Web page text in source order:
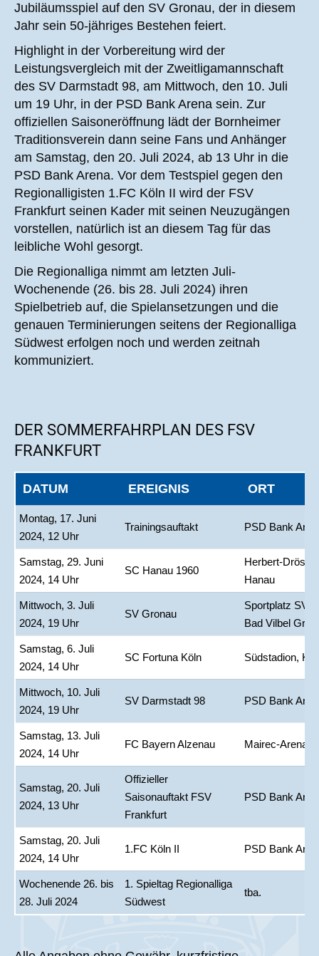
Jubiläumsspiel auf den SV Gronau, der in diesem
Jahr sein 50-jähriges Bestehen feiert.
Highlight in der Vorbereitung wird der
Leistungsvergleich mit der Zweitligamannschaft
des SV Darmstadt 98, am Mittwoch, den 10. Juli
um 19 Uhr, in der PSD Bank Arena sein. Zur
offiziellen Saisoneröffnung lädt der Bornheimer
Traditionsverein dann seine Fans und Anhänger
am Samstag, den 20. Juli 2024, ab 13 Uhr in die
PSD Bank Arena. Vor dem Testspiel gegen den
Regionalligisten 1.FC Köln II wird der FSV
Frankfurt seinen Kader mit seinen Neuzugängen
vorstellen, natürlich ist an diesem Tag für das
leibliche Wohl gesorgt.
Die Regionalliga nimmt am letzten Juli-
Wochenende (26. bis 28. Juli 2024) ihren
Spielbetrieb auf, die Spielansetzungen und die
genauen Terminierungen seitens der Regionalliga
Südwest erfolgen noch und werden zeitnah
kommuniziert.
DER SOMMERFAHRPLAN DES FSV
FRANKFURT
DATUM EREIGNIS ORT
Montag, 17. Juni
2024, 12 Uhr
Trainingsauftakt PSD Bank
Samstag, 29. Juni
2024, 14 Uhr
SC Hanau 1960
Herbert-Dröse-
Hanau
Mittwoch, 3. Juli
2024, 19 Uhr
SV Gronau
Sportplatz SV
Bad Vilbel
Samstag, 6. Juli
2024, 14 Uhr
SC Fortuna Köln Südstadion,
Mittwoch, 10. Juli
2024, 19 Uhr
SV Darmstadt 98 PSD Bank
Samstag, 13. Juli
2024, 14 Uhr
FC Bayern Alzenau Mairec-Arena,
Samstag, 20. Juli
2024, 13 Uhr
Offizieller
Saisonauftakt FSV
Frankfurt
PSD Bank
Samstag, 20. Juli
2024, 14 Uhr
1.FC Köln II PSD Bank
Wochenende 26. bis
28. Juli 2024
1. Spieltag Regionalliga
Südwest
tba.